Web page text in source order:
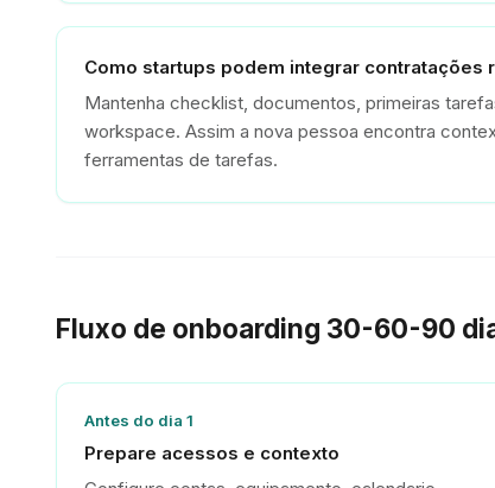
Como startups podem integrar contratações
Mantenha checklist, documentos, primeiras
workspace. Assim a nova pessoa encontra
ferramentas de tarefas.
Fluxo de onboarding 30-60-90
Antes do dia 1
Prepare acessos e contexto